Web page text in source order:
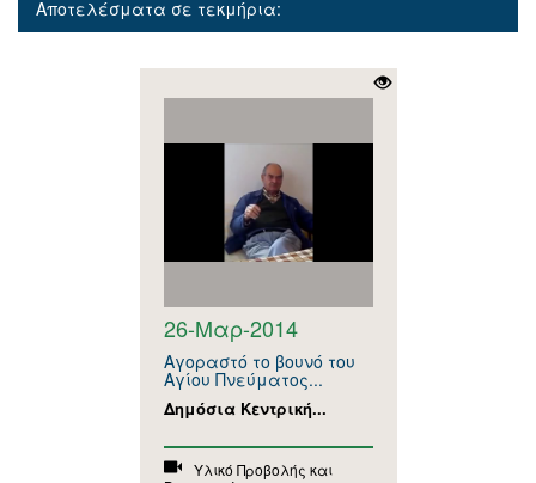
Αποτελέσματα σε τεκμήρια:
26-Μαρ-2014
Αγοραστό το βουνό του
Αγίου Πνεύματος...
Δημόσια Κεντρική...
Υλικό Προβολής και